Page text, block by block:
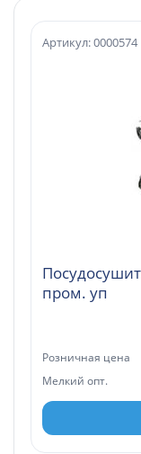
пром. уп
Артикул: 0000574
Розничная цена
Мелкий опт.